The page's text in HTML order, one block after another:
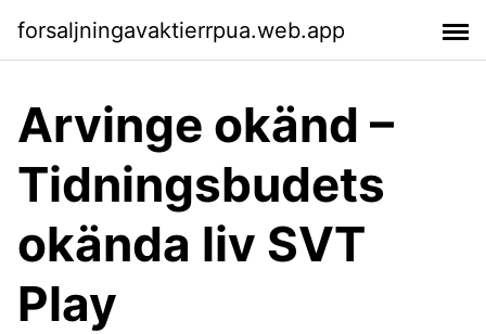
forsaljningavaktierrpua.web.app
Arvinge okänd –
Tidningsbudets
okända liv SVT
Play